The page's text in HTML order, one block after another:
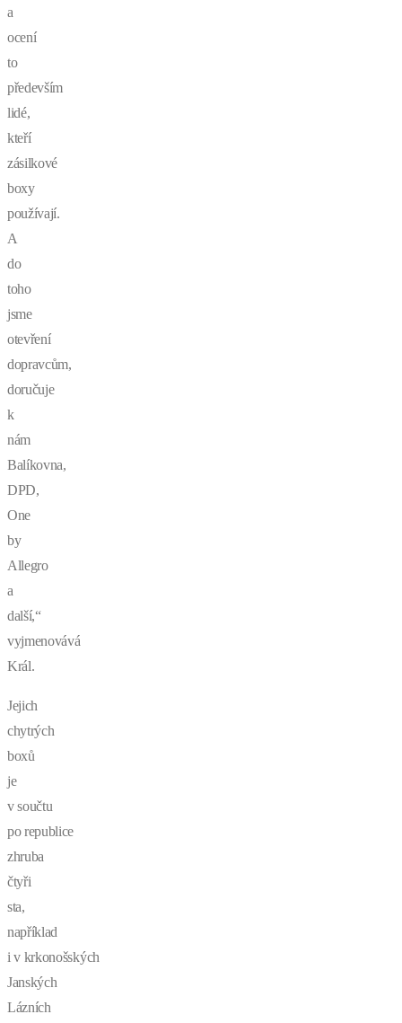
a
ocení
to
především
lidé,
kteří
zásilkové
boxy
používají.
A
do
toho
jsme
otevření
dopravcům,
doručuje
k
nám
Balíkovna,
DPD,
One
by
Allegro
a
další,“
vyjmenovává
Král.
Jejich
chytrých
boxů
je
v součtu
po republice
zhruba
čtyři
sta,
například
i v krkonošských
Janských
Lázních